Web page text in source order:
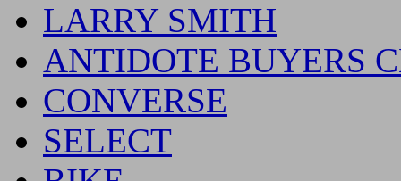
LARRY SMITH
ANTIDOTE BUYERS
CONVERSE
SELECT